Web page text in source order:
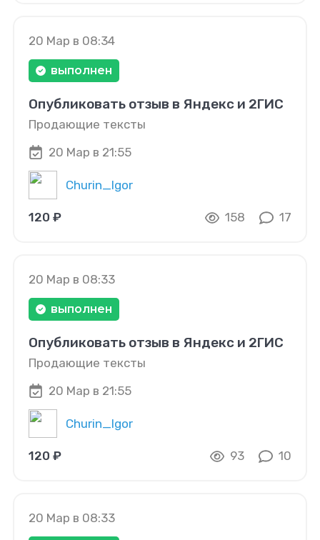
20 Мар в 08:34
выполнен
Опубликовать отзыв в Яндекс и 2ГИС
Продающие тексты
20 Мар в 21:55
Churin_Igor
120 ₽ 158 17
20 Мар в 08:33
выполнен
Опубликовать отзыв в Яндекс и 2ГИС
Продающие тексты
20 Мар в 21:55
Churin_Igor
120 ₽ 93 10
20 Мар в 08:33